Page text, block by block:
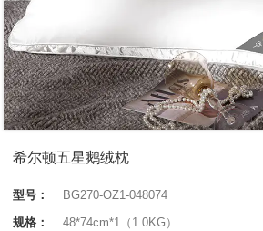
希尔顿五星鹅绒枕
型号：
BG270-OZ1-048074
规格：
48*74cm*1（1.0KG）